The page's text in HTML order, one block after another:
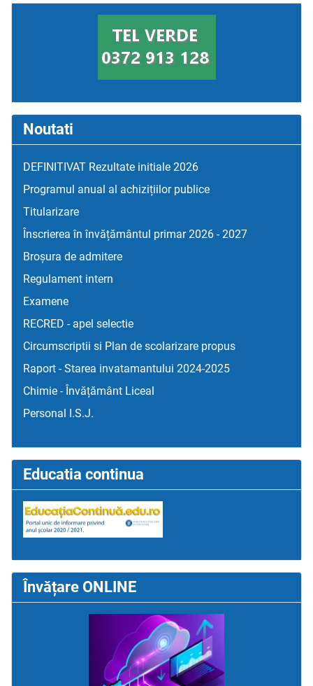
Noutati
DEFINITIVAT Rezultate initiale 2026
Programul anual al achizițiilor publice
Titularizare
Înscrierea în învățământul primar 2026 - 2027
Broșura de admitere
Regulament intern
Examene
RECRED - apel selectie
Circumscriptii si Plan de scolarizare propus
Raport - Starea invatamantului 2024-2025
Chimie - Învățământ Liceal
Personal I.S.J.
Educatia continua
Învățare ONLINE